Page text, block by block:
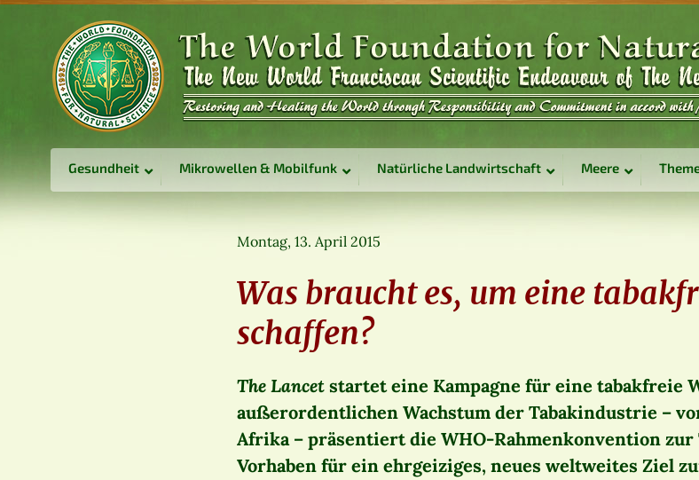
Gesundheit Mikrowellen & Mobilfunk Natürliche Landwirtschaft Meere
Montag, 13. April 2015
Was braucht es, um eine
schaffen?
The Lancet startet eine Kampagne für eine tabakfreie
außerordentlichen Wachstum der Tabakindustrie –
Afrika – präsentiert die WHO-Rahmenkonvention zur
Vorhaben für ein ehrgeiziges, neues weltweites Ziel